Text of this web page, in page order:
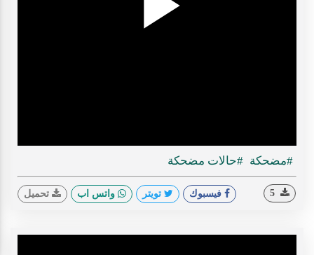
Play
#مضحكة #حالات مضحكة
فيسبوك تويتر واتس اب تحميل